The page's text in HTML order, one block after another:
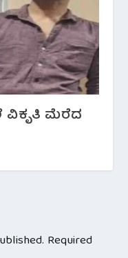
ವಿಕೃತಿ ಮೆರೆದ
Required